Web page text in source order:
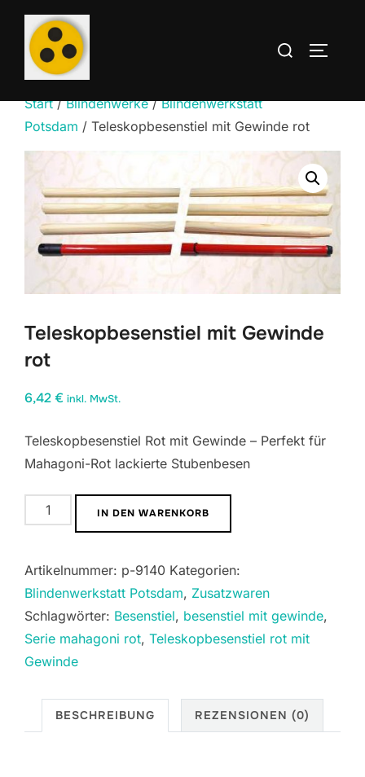
Zum
Inhalt
springen
Suchen
Start/Blindenwerke/Blindenwerkstatt
Potsdam / Teleskopbesenstiel mit Gewinde rot
Teleskopbesenstiel mit Gewinde
rot
6,42€ inkl. MwSt.
Teleskopbesenstiel Rot mit Gewinde – Perfekt für
Mahagoni-Rot lackierte Stubenbesen
Teleskopbesenstiel
mit
rot
Menge
IN DEN WARENKORB
Artikelnummer: p-9140 Kategorien:
Blindenwerkstatt Potsdam, Zusatzwaren
Schlagwörter: Besenstiel, besenstiel mit gewinde,
Serie mahagoni rot, Teleskopbesenstiel rot mit
Gewinde
BESCHREIBUNG REZENSIONEN (0)